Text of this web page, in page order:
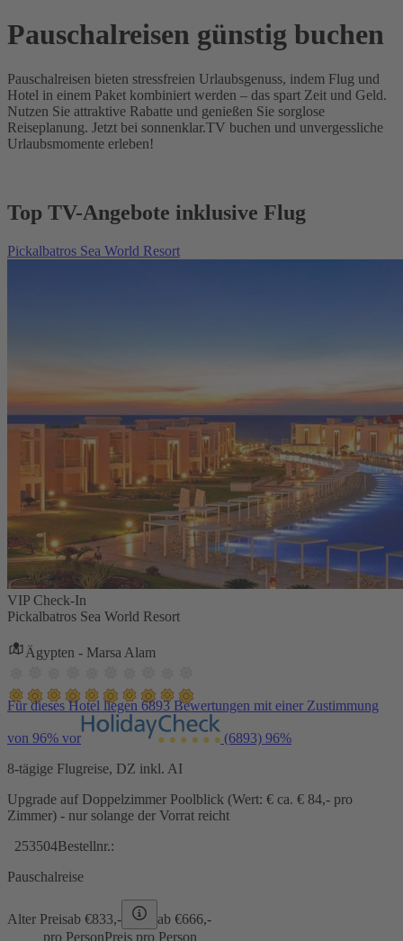
Pauschalreisen günstig buchen
Pauschalreisen bieten stressfreien Urlaubsgenuss, indem Flug und
Hotel in einem Paket kombiniert werden – das spart Zeit und Geld.
Nutzen Sie attraktive Rabatte und genießen Sie sorglose
Reiseplanung. Jetzt bei sonnenklar.TV buchen und unvergessliche
Urlaubsmomente erleben!
Top TV-Angebote inklusive Flug
Pickalbatros Sea World Resort
VIP Check-In
Pickalbatros Sea World Resort
Ägypten - Marsa Alam
Für dieses Hotel liegen 6893 Bewertungen mit einer Zustimmung
von 96% vor (6893) 96%
8-tägige Flugreise, DZ inkl. AI
Upgrade auf Doppelzimmer Poolblick (Wert: € ca. € 84,- pro
Zimmer) - nur solange der Vorrat reicht
253504Bestellnr.:
Pauschalreise
Alter Preisab €833,- ab €666,-
pro PersonPreis pro Person